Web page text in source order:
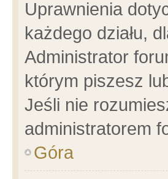
Uprawnienia
każdego działu,
Administrator
którym piszesz
Jeśli nie
administratorem
Góra